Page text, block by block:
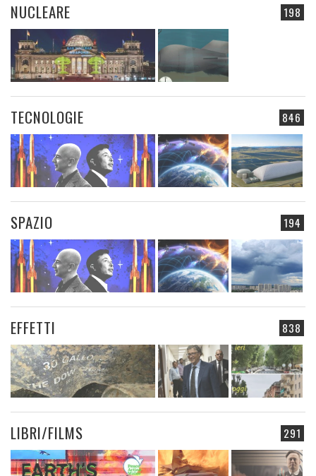
198
NUCLEARE
846
TECNOLOGIE
194
SPAZIO
838
EFFETTI
291
LIBRI/FILMS